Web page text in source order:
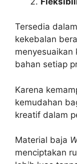
Tersedia
kekebalan
menyesuaikan
bahan setiap
Karena
kemudahan
kreatif dalam
Material baja
menciptakan